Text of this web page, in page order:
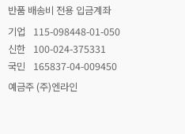
반품 배송비 전용 입금계좌
기업
115-098448-01-050
신한
100-024-375331
국민
165837-04-009450
예금주 (주)엔라인